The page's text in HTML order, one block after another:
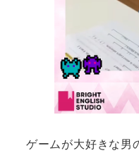
ゲームが大好きな男